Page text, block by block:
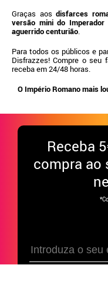
Graças aos disfarces
versão mini do
aguerrido centurião.
Para todos os públicos e
Disfrazzes! Compre o seu
receba em 24/48 horas.
O Império Romano mais
Receba
compra ao